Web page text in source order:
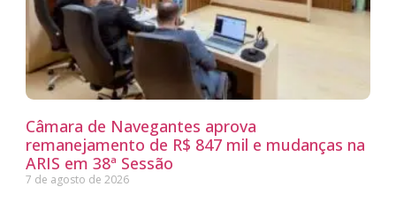
Câmara de Navegantes aprova
remanejamento de R$ 847 mil e mudanças na
ARIS em 38ª Sessão
7 de agosto de 2026